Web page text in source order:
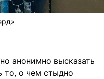
анонимно высказать
то, о чем стыдно